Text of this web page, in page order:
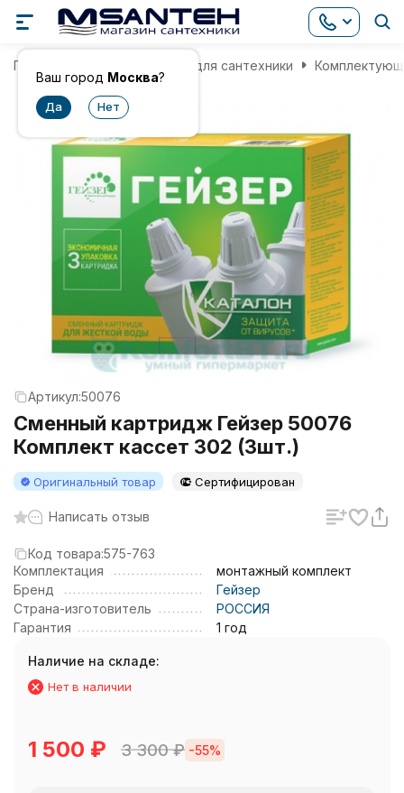
Ваш город Москва?
Главная Комплектующие для сантехники
Артикул:50076
Сменный картридж Гейзер 50076
Комплект кассет 302 (3шт.)
Оригинальный товар Сертифицирован
Написать отзыв
Код товара:575-763
Комплектация
монтажный комплект
Бренд
Гейзер
Страна-изготовитель
РОССИЯ
Гарантия
1 год
Наличие на складе:
Нет в наличии
1 500 ₽ 3 300₽ -55%